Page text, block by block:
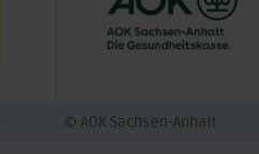
© AOK Sachsen-Anhalt